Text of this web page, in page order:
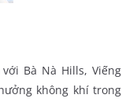
Bà Nà Hills, Viếng
không khí trong